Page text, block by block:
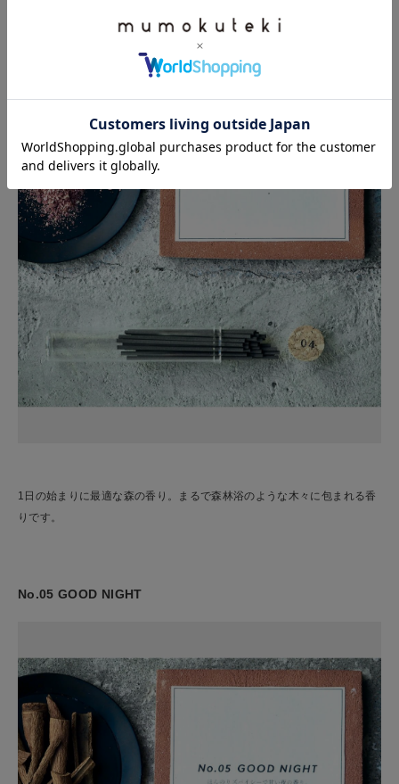
1日の始まりに最適な森の香り。まるで森林浴のような木々に包まれる香
りです。
No.05 GOOD NIGHT